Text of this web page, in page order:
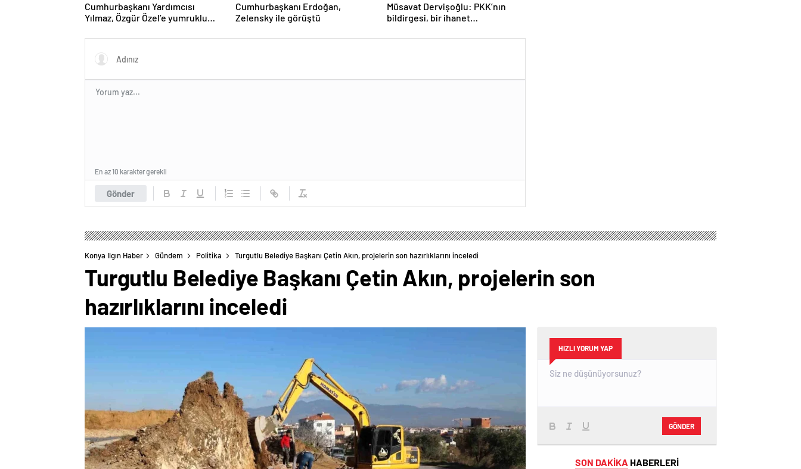
Cumhurbaşkanı Yardımcısı
Yılmaz, Özgür Özel’e yumruklu
Cumhurbaşkanı Erdoğan,
Zelensky ile görüştü
Müsavat Dervişoğlu: PKK’nın
bildirgesi, bir ihanet
Gönder
En az 10 karakter gerekli
Konya Ilgın Haber Gündem Politika Turgutlu Belediye Başkanı Çetin Akın, projelerin son hazırlıklarını inceledi
Turgutlu Belediye Başkanı Çetin Akın, projelerin son
hazırlıklarını inceledi
HIZLI YORUM YAP
GÖNDER
SON DAKİKA HABERLERİ